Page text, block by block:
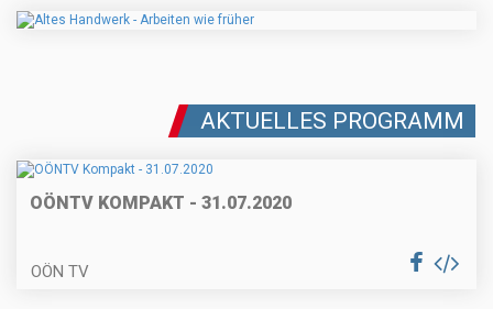
AKTUELLES PROGRAMM
OÖNTV KOMPAKT - 31.07.2020
OÖN TV